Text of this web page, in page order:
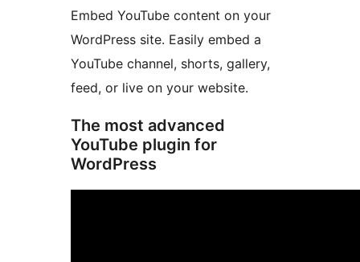
Embed YouTube content on your
WordPress site. Easily embed a
YouTube channel, shorts, gallery,
feed, or live on your website.
The most advanced
YouTube plugin for
WordPress